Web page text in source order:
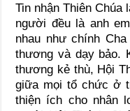
Tin nhận Thiên Chúa
người đều là anh
nhau như chính
thương và dạy bảo.
thương kẻ thù, Hội
giữa mọi tổ chức ở
thiện ích cho nhân